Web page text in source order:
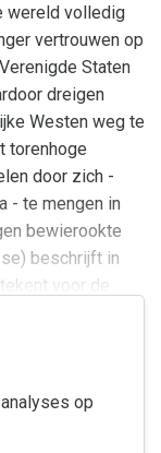
wereld volledig
vertrouwen op
Staten
dreigen
Westen weg te
torenhoge
door zich -
- te mengen in
bewierookte
beschrijft in
voor de
op